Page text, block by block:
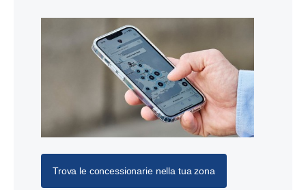
Trova le concessionarie nella tua zona